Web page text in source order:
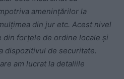
amenințărilor la
din jur etc. Acest nivel
din forțele de ordine locale și
dispozitivul de securitate.
am lucrat la detaliile